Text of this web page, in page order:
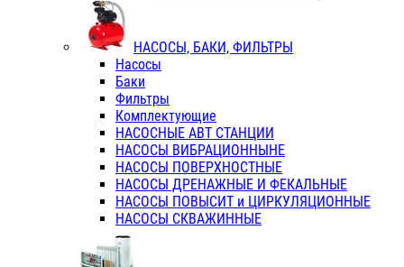
НАСОСЫ, БАКИ, ФИЛЬТРЫ
Насосы
Баки
Фильтры
Комплектующие
НАСОСНЫЕ АВТ СТАНЦИИ
НАСОСЫ ВИБРАЦИОННЫНЕ
НАСОСЫ ПОВЕРХНОСТНЫЕ
НАСОСЫ ДРЕНАЖНЫЕ И ФЕКАЛЬНЫЕ
НАСОСЫ ПОВЫСИТ и ЦИРКУЛЯЦИОННЫЕ
НАСОСЫ СКВАЖИННЫЕ